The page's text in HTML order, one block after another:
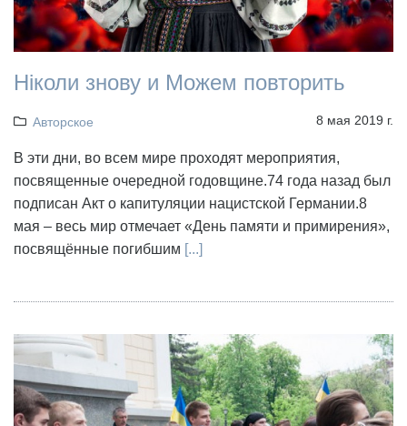
Ніколи знову и Можем повторить
Авторское 8 мая 2019 г.
В эти дни, во всем мире проходят мероприятия,
посвященные очередной годовщине.74 года назад был
подписан Акт о капитуляции нацистской Германии.8
мая – весь мир отмечает «День памяти и примирения»,
посвящённые погибшим [...]